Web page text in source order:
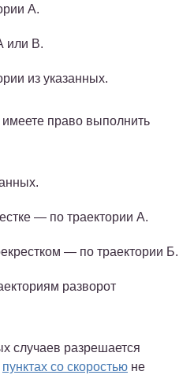
А.
или В.
из указанных.
право выполнить
— по траектории А.
— по траектории Б.
разворот
случаев разрешается
пунктах со скоростью не